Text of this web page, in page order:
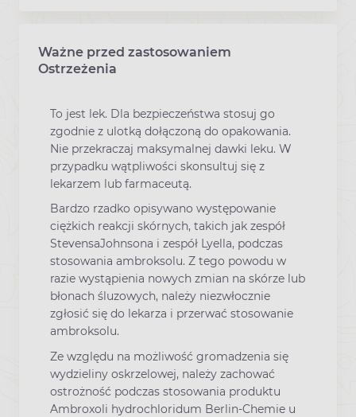
Ważne przed zastosowaniem
Ostrzeżenia
To jest lek. Dla bezpieczeństwa stosuj go
zgodnie z ulotką dołączoną do opakowania.
Nie przekraczaj maksymalnej dawki leku. W
przypadku wątpliwości skonsultuj się z
lekarzem lub farmaceutą.
Bardzo rzadko opisywano występowanie
ciężkich reakcji skórnych, takich jak zespół
StevensaJohnsona i zespół Lyella, podczas
stosowania ambroksolu. Z tego powodu w
razie wystąpienia nowych zmian na skórze lub
błonach śluzowych, należy niezwłocznie
zgłosić się do lekarza i przerwać stosowanie
ambroksolu.
Ze względu na możliwość gromadzenia się
wydzieliny oskrzelowej, należy zachować
ostrożność podczas stosowania produktu
Ambroxoli hydrochloridum Berlin-Chemie u